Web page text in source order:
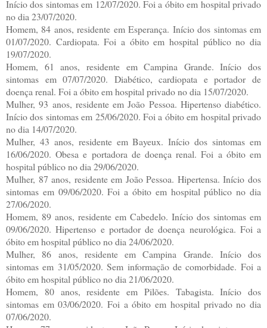
Início dos sintomas em 12/07/2020. Foi a óbito em hospital privado
no dia 23/07/2020.
Homem, 84 anos, residente em Esperança. Início dos sintomas em
01/07/2020. Cardiopata. Foi a óbito em hospital público no dia
19/07/2020.
Homem, 61 anos, residente em Campina Grande. Início dos
sintomas em 07/07/2020. Diabético, cardiopata e portador de
doença renal. Foi a óbito em hospital privado no dia 15/07/2020.
Mulher, 93 anos, residente em João Pessoa. Hipertenso diabético.
Início dos sintomas em 25/06/2020. Foi a óbito em hospital privado
no dia 14/07/2020.
Mulher, 43 anos, residente em Bayeux. Início dos sintomas em
16/06/2020. Obesa e portadora de doença renal. Foi a óbito em
hospital público no dia 29/06/2020.
Mulher, 87 anos, residente em João Pessoa. Hipertensa. Início dos
sintomas em 09/06/2020. Foi a óbito em hospital público no dia
27/06/2020.
Homem, 89 anos, residente em Cabedelo. Início dos sintomas em
09/06/2020. Hipertenso e portador de doença neurológica. Foi a
óbito em hospital público no dia 24/06/2020.
Mulher, 86 anos, residente em Campina Grande. Início dos
sintomas em 31/05/2020. Sem informação de comorbidade. Foi a
óbito em hospital público no dia 21/06/2020.
Homem, 80 anos, residente em Pilões. Tabagista. Início dos
sintomas em 03/06/2020. Foi a óbito em hospital privado no dia
07/06/2020.